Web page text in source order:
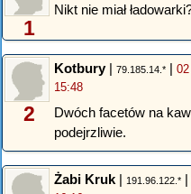
1
Nikt nie miał
2
Kotbury| 79.185.14.* |
15:48
Dwóch facetów na
podejrzliwie.
Żabi Kruk | 191.96.122.* |